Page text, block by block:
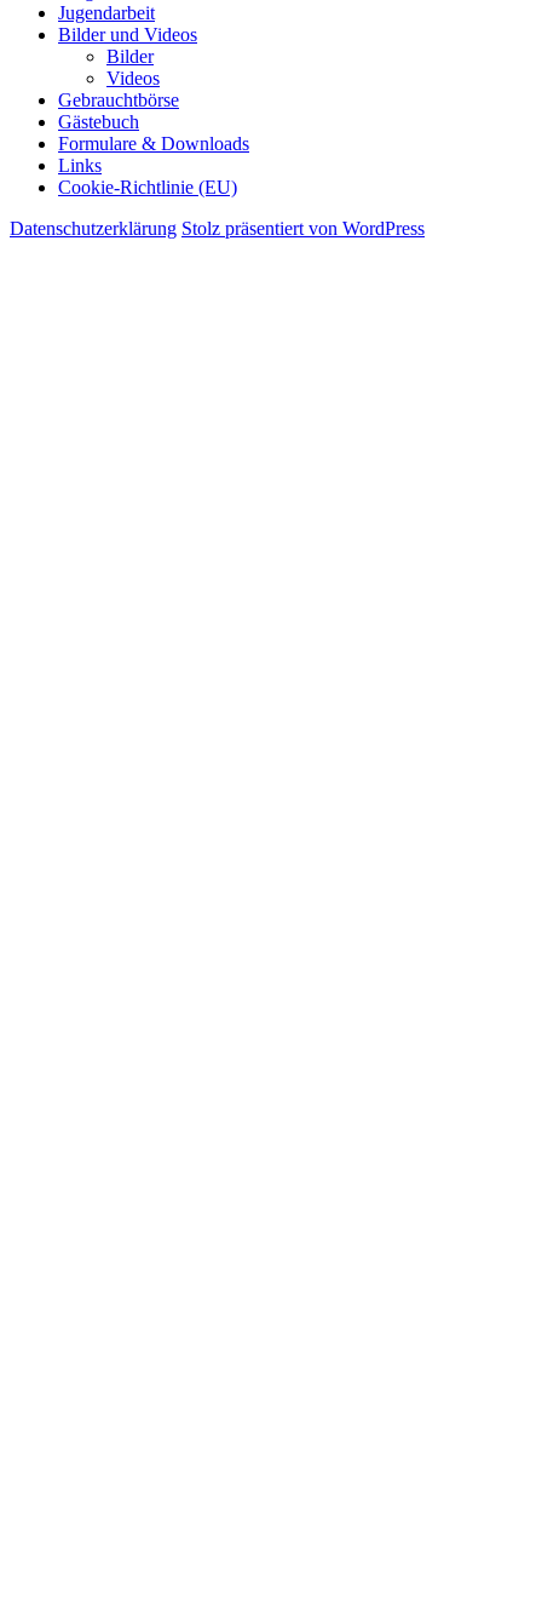
Jugendarbeit
Bilder und Videos
Bilder
Videos
Gebrauchtbörse
Gästebuch
Formulare & Downloads
Links
Cookie-Richtlinie (EU)
Datenschutzerklärung Stolz präsentiert von WordPress